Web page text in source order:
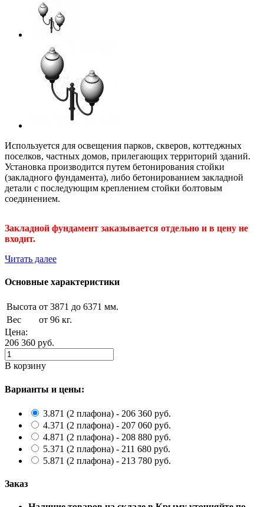
Используется для освещения парков, скверов, коттеджных
поселков, частных домов, прилегающих территорий зданий.
Установка производится путем бетонирования стойки
(закладного фундамента), либо бетонированием закладной
детали с последующим креплением стойки болтовым
соединением.
Закладной фундамент заказывается отдельно и в цену не
входит.
Читать далее
Основные характеристики
Высота от 3871 до 6371 мм.
Вес
от 96 кг.
Цена:
206 360 руб.
В корзину
Варианты и цены:
3.871 (2 плафона) - 206 360 руб.
4.371 (2 плафона) - 207 060 руб.
4.871 (2 плафона) - 208 880 руб.
5.371 (2 плафона) - 211 680 руб.
5.871 (2 плафона) - 213 780 руб.
Заказ